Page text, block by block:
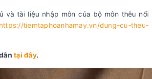
và tài liệu nhập môn của bộ môn thêu nổi
https://tiemtaphoanhamay.vn/dung-cu-theu-
tại đây.